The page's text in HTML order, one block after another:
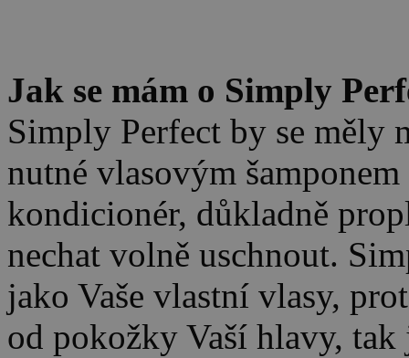
Jak se mám o Simply
Simply Perfect by se měly
nutné vlasovým
kondicionér, důkladně
nechat volně uschnout.
jako Vaše vlastní vlasy,
od pokožky Vaší hlavy, tak